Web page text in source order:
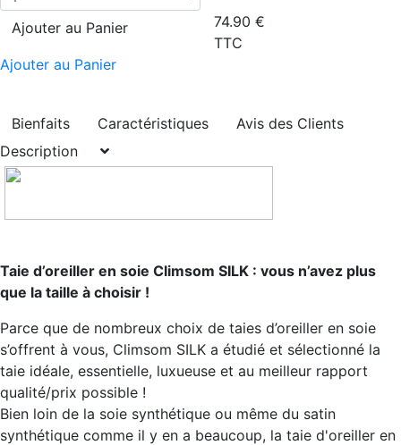
Ajouter au Panier
Ajouter au Panier
74.90 €
TTC
Bienfaits Caractéristiques
Avis des Clients
Description
Taie d’oreiller en soie Climsom SILK : vous n’avez plus
que la taille à choisir !
Parce que de nombreux choix de taies d’oreiller en soie
s’offrent à vous, Climsom SILK a étudié et sélectionné la
taie idéale, essentielle, luxueuse et au meilleur rapport
qualité/prix possible !
Bien loin de la soie synthétique ou même du satin
synthétique comme il y en a beaucoup, la taie d'oreiller en